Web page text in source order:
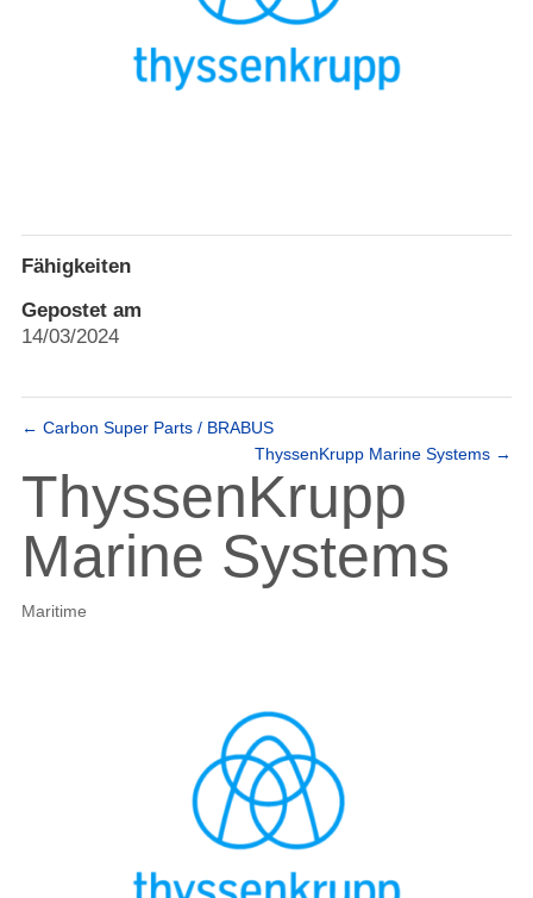
Fähigkeiten
Gepostet am
14/03/2024
← Carbon Super Parts / BRABUS
ThyssenKrupp Marine Systems →
ThyssenKrupp
Marine Systems
Maritime